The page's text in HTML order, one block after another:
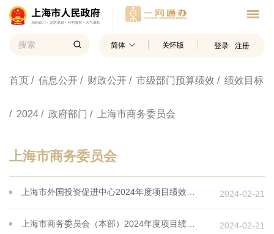
简体 关怀版 登录 注册
首页 / 信息公开 / 财政公开 / 市级部门预算绩效 / 绩效目标
/ 2024 / 政府部门 / 上海市商务委员会
上海市商务委员会
2024-02-21
2024-02-21